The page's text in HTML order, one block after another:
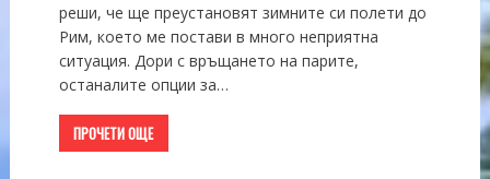
реши, че ще преустановят зимните си полети до
Рим, което ме постави в много неприятна
ситуация. Дори с връщането на парите,
останалите опции за…
ПРОЧЕТИ ОЩЕ